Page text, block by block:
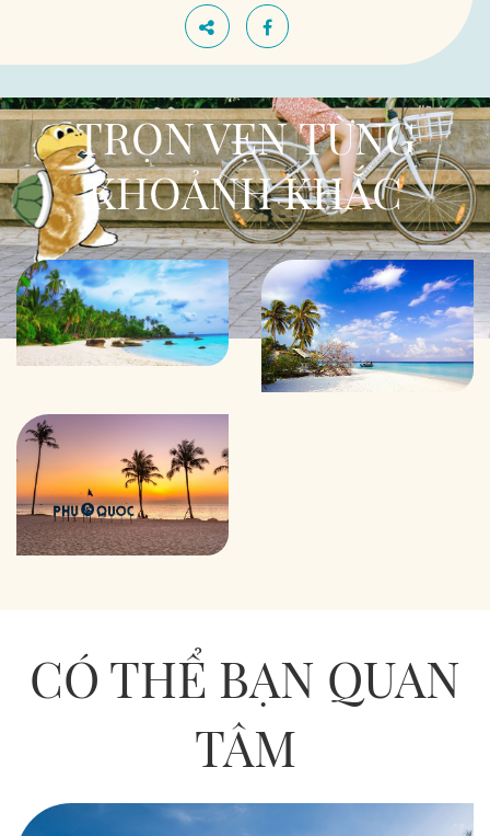
TRỌN VẸN TỪNG
KHOẢNH KHẮC
CÓ THỂ BẠN QUAN
TÂM